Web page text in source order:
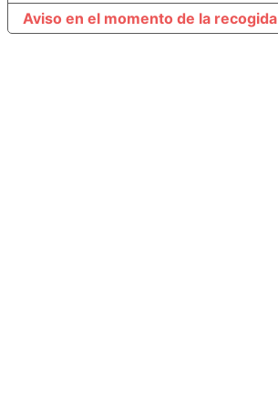
Aviso en el momento de la recogida